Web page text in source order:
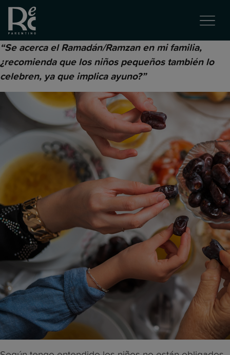
“Se acerca el Ramadán/Ramzan en mi familia,
¿recomienda que los niños pequeños también lo
celebren, ya que implica ayuno?”